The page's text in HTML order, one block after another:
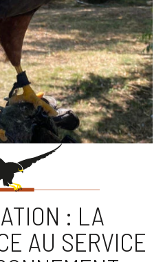
: LA
AU SERVICE